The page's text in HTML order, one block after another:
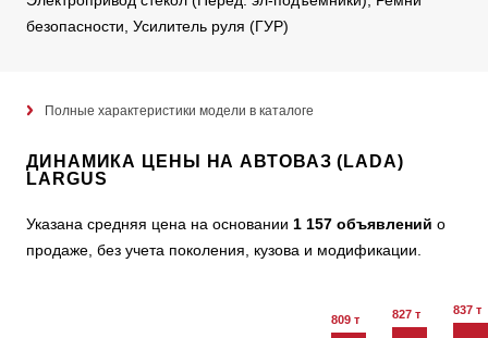
безопасности, Усилитель руля (ГУР)
Полные характеристики модели в каталоге
ДИНАМИКА ЦЕНЫ НА АВТОВАЗ (LADA)
LARGUS
Указана средняя цена на основании 1 157 объявлений о
продаже, без учета поколения, кузова и модификации.
809 т 827 т 837 т